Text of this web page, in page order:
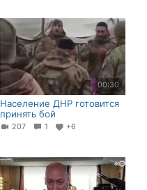
00:30
Население ДНР готовится
принять бой
207 1 +6